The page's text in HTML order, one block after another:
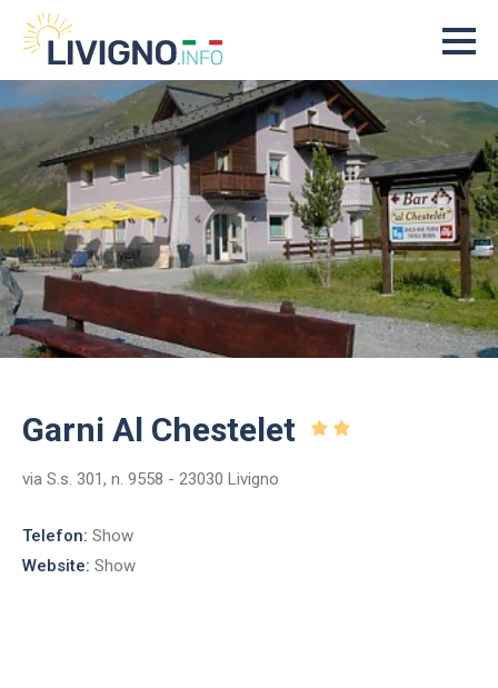
Garni Al Chestelet
via S.s. 301, n. 9558 - 23030 Livigno
Telefon: Show
Website: Show